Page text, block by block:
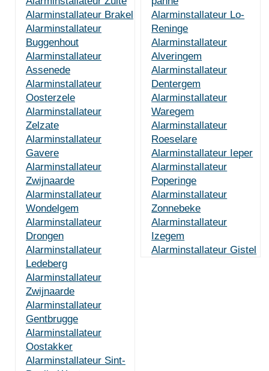
Alarminstallateur Brakel
Alarminstallateur
Buggenhout
Alarminstallateur
Assenede
Alarminstallateur
Oosterzele
Alarminstallateur
Zelzate
Alarminstallateur
Gavere
Alarminstallateur
Zwijnaarde
Alarminstallateur
Wondelgem
Alarminstallateur
Drongen
Alarminstallateur
Ledeberg
Alarminstallateur
Zwijnaarde
Alarminstallateur
Gentbrugge
Alarminstallateur
Oostakker
Alarminstallateur Sint-
Alarminstallateur Lo-
Reninge
Alarminstallateur
Alveringem
Alarminstallateur
Dentergem
Alarminstallateur
Waregem
Alarminstallateur
Roeselare
Alarminstallateur Ieper
Alarminstallateur
Poperinge
Alarminstallateur
Zonnebeke
Alarminstallateur
Izegem
Alarminstallateur Gistel